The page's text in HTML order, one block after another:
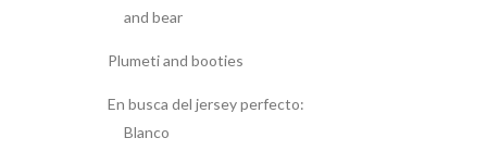
and bear
Plumeti and booties
En busca del jersey perfecto:
Blanco